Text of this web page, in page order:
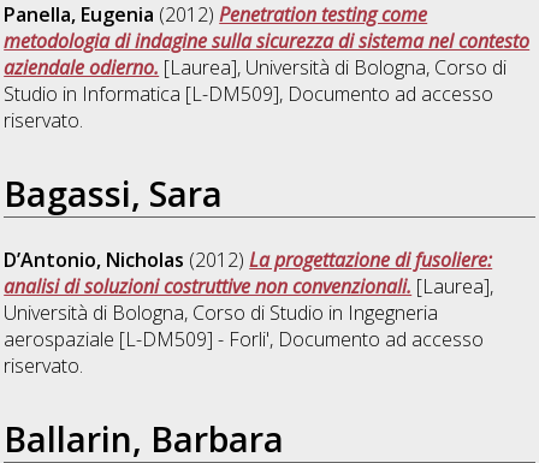
Panella, Eugenia (2012)Penetration testing come
metodologia di indagine sulla sicurezza di sistema nel contesto
aziendale odierno. [Laurea], Università di Bologna, Corso di
Studio in Informatica [L-DM509], Documento ad accesso
riservato.
Bagassi, Sara
D’Antonio, Nicholas (2012)La progettazione di fusoliere:
analisi di soluzioni costruttive non convenzionali. [Laurea],
Università di Bologna, Corso di Studio in Ingegneria
aerospaziale [L-DM509] - Forli', Documento ad accesso
riservato.
Ballarin, Barbara